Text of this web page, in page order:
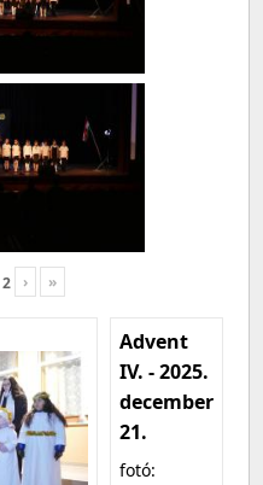
2 › »
Advent
IV. - 2025.
december
21.
fotó: